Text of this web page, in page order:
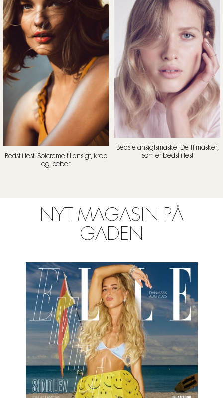
Bedst i test: Solcreme til ansigt, krop
og læber
Bedste ansigtsmaske: De 11 masker,
som er bedst i test
NYT MAGASIN PÅ
GADEN